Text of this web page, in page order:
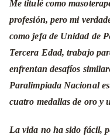
Me titulé como
profesión, pero mi
como jefa de Unidad de
Tercera Edad, trabajo
enfrentan desafíos
Paralimpiada Nacional
cuatro medallas de oro y
La vida no ha sido fácil,